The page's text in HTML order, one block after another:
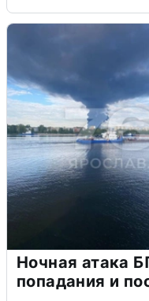
Ночная атака
попадания и